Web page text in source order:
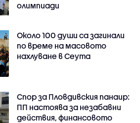
олимпиади
Около 100 души са загинали
по време на масовото
нахлуване в Сеута
Спор за Пловдивския панаир:
ПП настоява за незабавни
действия, финансовото